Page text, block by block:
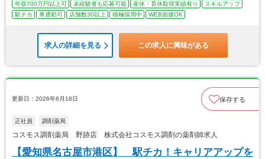
年収700万円以上可 未経験者も応募可能 産休・育休取得実績有り
スキルアップ
駅チカ
車通勤可 店舗数30以上 積極採用中 WEB面接OK
求人の詳細を見る この求人に興味がある
更新日：2026年6月18日 保存する
正社員 調剤薬局
コスモス調剤薬局 野跡店 株式会社コスモス調剤の薬剤師求人
【愛知県名古屋市港区】 駅チカ！キャリアアップを